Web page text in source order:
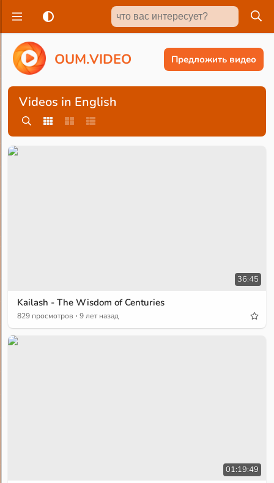
OUM.VIDEO Предложить видео
Videos in English
36:45
Kailash - The Wisdom of Centuries
829 просмотров · 9 лет назад
01:19:49